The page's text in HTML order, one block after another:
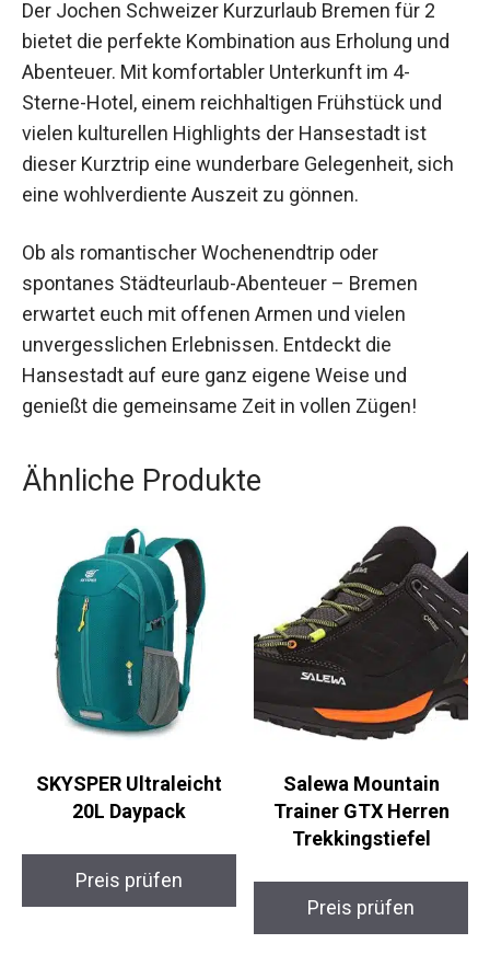
Der Jochen Schweizer Kurzurlaub Bremen für 2
bietet die perfekte Kombination aus Erholung und
Abenteuer. Mit komfortabler Unterkunft im 4-
Sterne-Hotel, einem reichhaltigen Frühstück und
vielen kulturellen Highlights der Hansestadt ist
dieser Kurztrip eine wunderbare Gelegenheit,
Ob als romantischer Wochenendtrip oder
spontanes Städteurlaub-Abenteuer – Bremen
erwartet euch mit offenen Armen und vielen
unvergesslichen Erlebnissen. Entdeckt die
Hansestadt auf eure ganz eigene Weise und
Ähnliche Produkte
SKYSPER Ultraleicht
20L Daypack
Preis prüfen
Salewa Mountain
Trainer GTX Herren
Trekkingstiefel
Preis prüfen